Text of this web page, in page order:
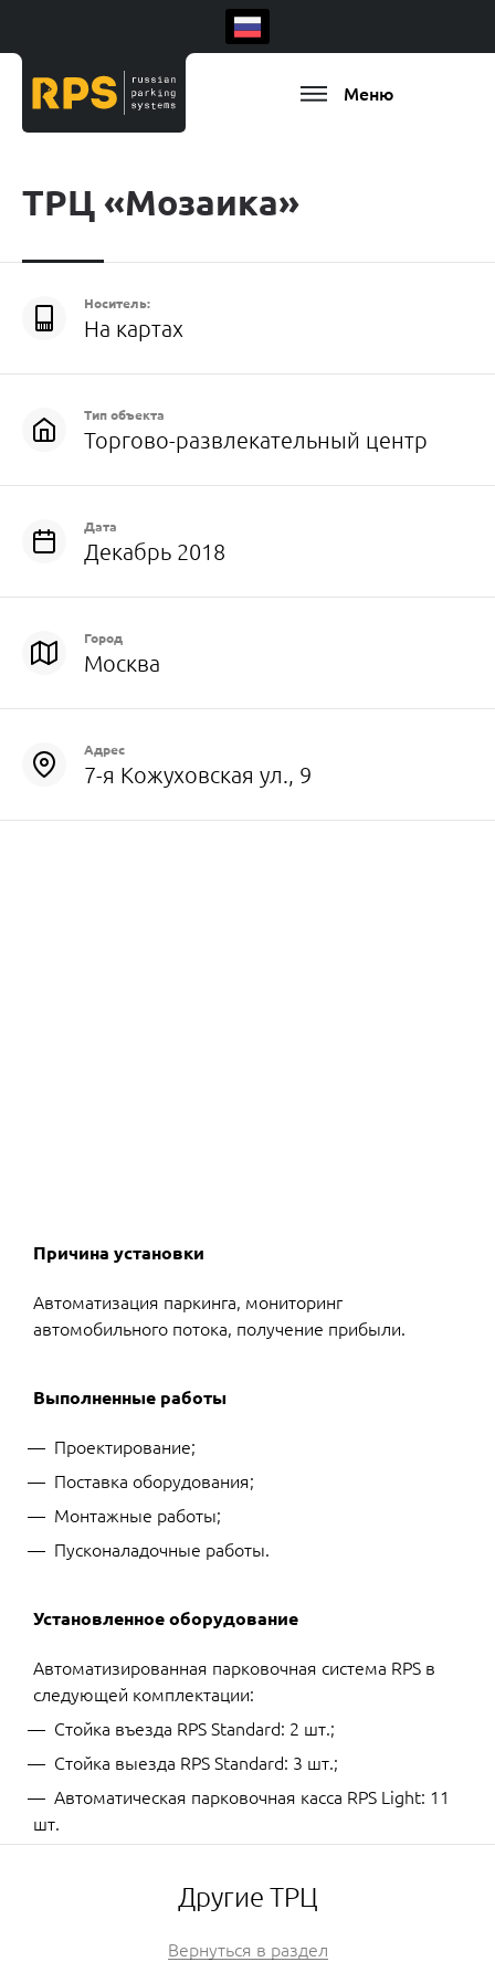
Меню
Есть ваш регион
ТРЦ «Мозаика»
Причина установки
Автоматизация паркинга, мониторинг
автомобильного потока, получение прибыли.
Выполненные работы
Проектирование;
Поставка оборудования;
Монтажные работы;
Пусконаладочные работы.
Установленное оборудование
Автоматизированная парковочная система RPS в
следующей комплектации:
Стойка въезда RPS Standard: 2 шт.;
Стойка выезда RPS Standard: 3 шт.;
Автоматическая парковочная касса RPS Light: 11
шт.
Носитель:
На картах
Тип объекта
Торгово-развлекательный центр
Дата
Декабрь 2018
Город
Москва
Адрес
7-я Кожуховская ул., 9
Другие ТРЦ
Вернуться в раздел